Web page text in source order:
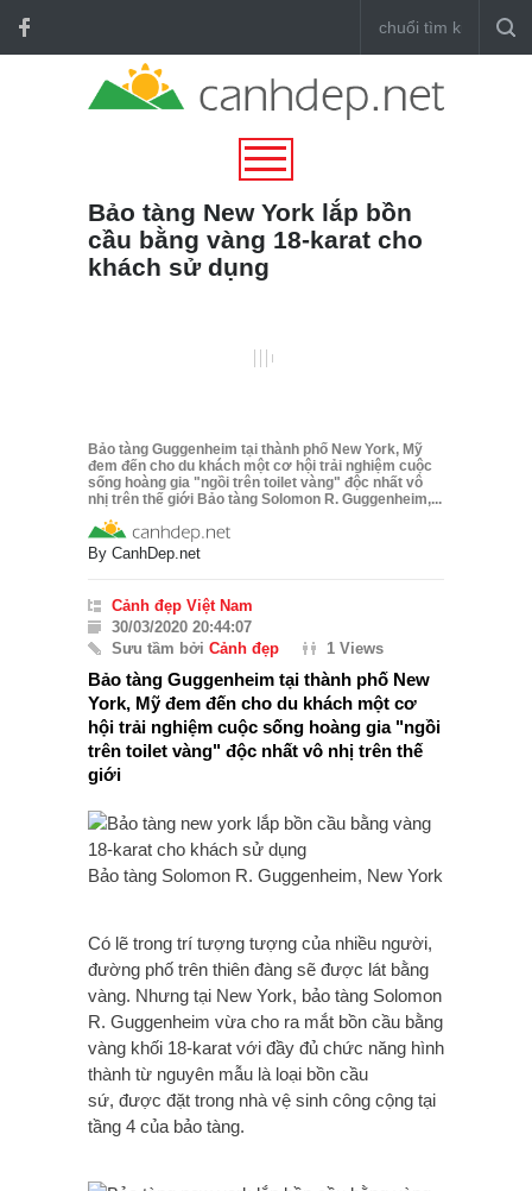
Bảo tàng New York lắp bồn
cầu bằng vàng 18-karat cho
khách sử dụng
Bảo tàng Guggenheim tại thành phố New York, Mỹ
đem đến cho du khách một cơ hội trải nghiệm cuộc
sống hoàng gia "ngồi trên toilet vàng" độc nhất vô
nhị trên thế giới Bảo tàng Solomon R. Guggenheim,...
By CanhDep.net
Cảnh đẹp Việt Nam
30/03/2020 20:44:07
Sưu tầm bởi Cảnh đẹp 1 Views
Bảo tàng Guggenheim tại thành phố New
York, Mỹ đem đến cho du khách một cơ
hội trải nghiệm cuộc sống hoàng gia "ngồi
trên toilet vàng" độc nhất vô nhị trên thế
giới
Bảo tàng Solomon R. Guggenheim, New York
Có lẽ trong trí tượng tượng của nhiều người,
đường phố trên thiên đàng sẽ được lát bằng
vàng. Nhưng tại New York, bảo tàng Solomon
R. Guggenheim vừa cho ra mắt bồn cầu bằng
vàng khối 18-karat với đầy đủ chức năng hình
thành từ nguyên mẫu là loại bồn cầu
sứ, được đặt trong nhà vệ sinh công cộng tại
tầng 4 của bảo tàng.